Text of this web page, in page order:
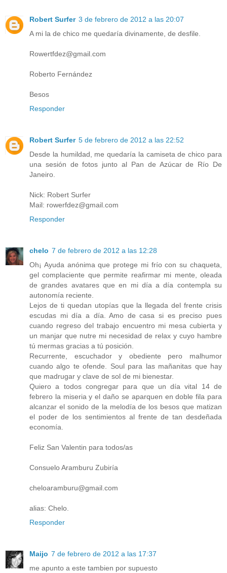
Robert Surfer 3 de febrero de 2012 a las 20:07
A mi la de chico me quedaría divinamente, de desfile.
Rowertfdez@gmail.com
Roberto Fernández
Besos
Responder
Robert Surfer 5 de febrero de 2012 a las 22:52
Desde la humildad, me quedaría la camiseta de chico para
una sesión de fotos junto al Pan de Azúcar de Río De
Janeiro.
Nick: Robert Surfer
Mail: rowerfdez@gmail.com
Responder
chelo 7 de febrero de 2012 a las 12:28
Oh¡ Ayuda anónima que protege mi frío con su chaqueta,
gel complaciente que permite reafirmar mi mente, oleada
de grandes avatares que en mi día a día contempla su
autonomía reciente.
Lejos de ti quedan utopías que la llegada del frente crisis
escudas mi día a día. Amo de casa si es preciso pues
cuando regreso del trabajo encuentro mi mesa cubierta y
un manjar que nutre mi necesidad de relax y cuyo hambre
tú mermas gracias a tú posición.
Recurrente, escuchador y obediente pero malhumor
cuando algo te ofende. Soul para las mañanitas que hay
que madrugar y clave de sol de mi bienestar.
Quiero a todos congregar para que un día vital 14 de
febrero la miseria y el daño se aparquen en doble fila para
alcanzar el sonido de la melodía de los besos que matizan
el poder de los sentimientos al frente de tan desdeñada
economía.
Feliz San Valentin para todos/as
Consuelo Aramburu Zubiría
cheloaramburu@gmail.com
alias: Chelo.
Responder
Maijo 7 de febrero de 2012 a las 17:37
me apunto a este tambien por supuesto